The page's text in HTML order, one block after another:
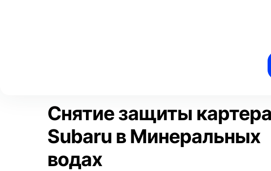
Снятие защиты
Subaru в Минеральных
водах